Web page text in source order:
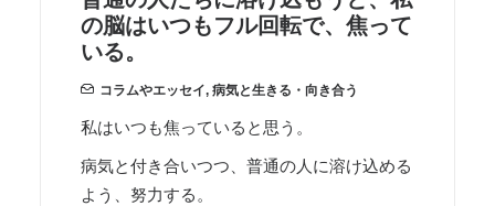
の脳はいつもフル回転で、焦って
いる。
コラムやエッセイ, 病気と生きる・向き合う
私はいつも焦っていると思う。
病気と付き合いつつ、普通の人に溶け込める
よう、努力する。